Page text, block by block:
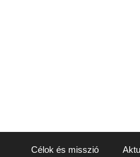
Célok és misszió